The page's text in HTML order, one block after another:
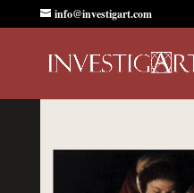
info@investigart.com